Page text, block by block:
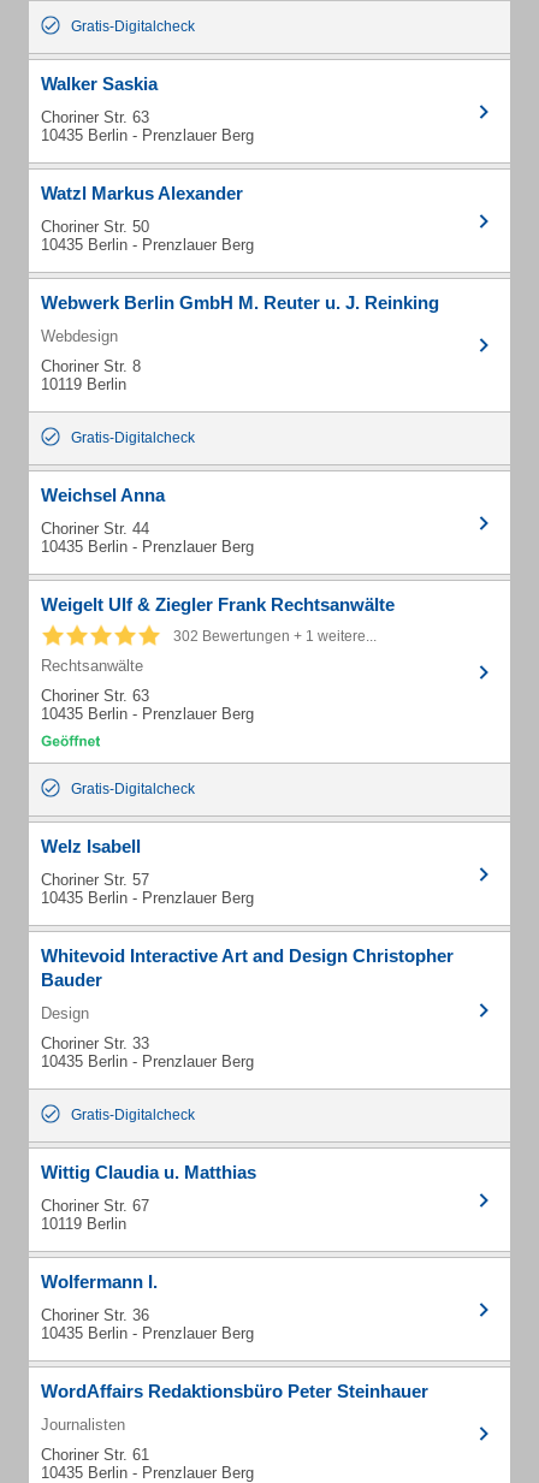
Gratis-Digitalcheck
Walker Saskia
Choriner Str. 63
10435 Berlin - Prenzlauer Berg
Watzl Markus Alexander
Choriner Str. 50
10435 Berlin - Prenzlauer Berg
Webwerk Berlin GmbH M. Reuter u. J. Reinking
Webdesign
Choriner Str. 8
10119 Berlin
Gratis-Digitalcheck
Weichsel Anna
Choriner Str. 44
10435 Berlin - Prenzlauer Berg
Weigelt Ulf & Ziegler Frank Rechtsanwälte
302 Bewertungen + 1 weitere...
Rechtsanwälte
Choriner Str. 63
10435 Berlin - Prenzlauer Berg
Gratis-Digitalcheck
Welz Isabell
Choriner Str. 57
10435 Berlin - Prenzlauer Berg
Whitevoid Interactive Art and Design Christopher
Bauder
Design
Choriner Str. 33
10435 Berlin - Prenzlauer Berg
Gratis-Digitalcheck
Wittig Claudia u. Matthias
Choriner Str. 67
10119 Berlin
Wolfermann I.
Choriner Str. 36
10435 Berlin - Prenzlauer Berg
WordAffairs Redaktionsbüro Peter Steinhauer
Journalisten
Choriner Str. 61
10435 Berlin - Prenzlauer Berg